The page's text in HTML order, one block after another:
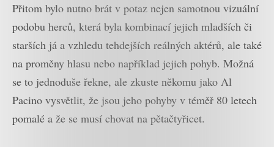
Přitom bylo nutno brát v potaz nejen samotnou vizuální
podobu herců, která byla kombinací jejich mladších či
starších já a vzhledu tehdejších reálných aktérů, ale také
na proměny hlasu nebo například jejich pohyb. Možná
se to jednoduše řekne, ale zkuste někomu jako Al
Pacino vysvětlit, že jsou jeho pohyby v téměř 80 letech
pomalé a že se musí chovat na pětačtyřicet.